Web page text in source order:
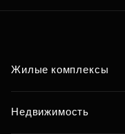
Жилые комплексы
Недвижимость